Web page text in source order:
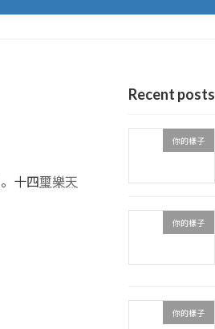
。十四璽樂天
Recent posts
你的樣子
你的樣子
你的樣子